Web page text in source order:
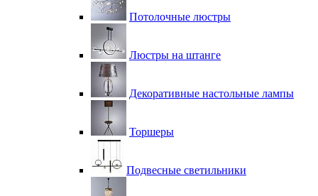
Потолочные люстры
Люстры на штанге
Декоративные настольные лампы
Торшеры
Подвесные светильники